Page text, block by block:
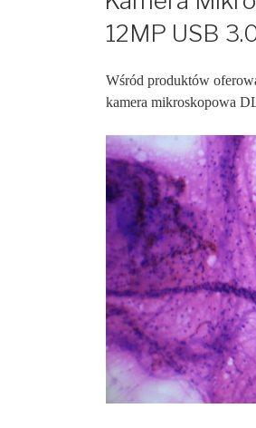
12MP USB
Wśród produktów
kamera mikroskopowa